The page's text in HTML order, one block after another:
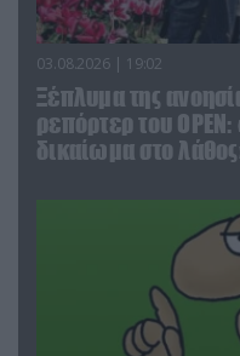
03.08.2026 | 19:02
Ξέπλυμα της
ρεπόρτερ του
δικαίωμα στο